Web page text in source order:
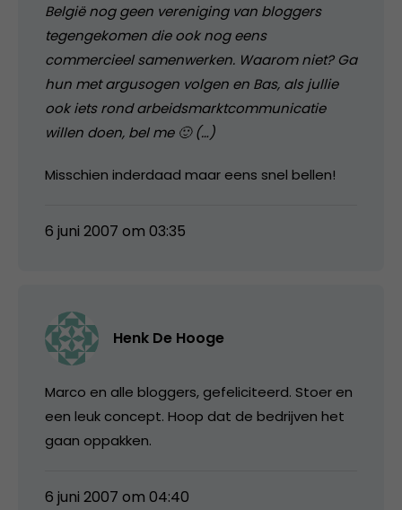
België nog geen vereniging van bloggers
tegengekomen die ook nog eens
commercieel samenwerken. Waarom niet? Ga
hun met argusogen volgen en Bas, als jullie
ook iets rond arbeidsmarktcommunicatie
willen doen, bel me 🙂 (…)
Misschien inderdaad maar eens snel bellen!
6 juni 2007 om 03:35
Henk De Hooge
Marco en alle bloggers, gefeliciteerd. Stoer en
een leuk concept. Hoop dat de bedrijven het
gaan oppakken.
6 juni 2007 om 04:40